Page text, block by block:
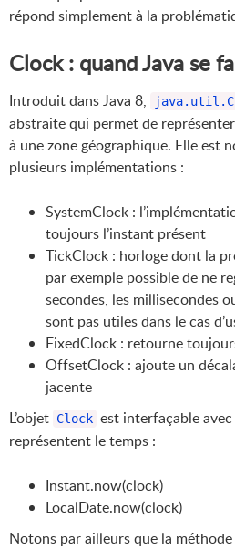
répond simplement à la
Clock : quand Java se
Introduit dans Java 8,
abstraite qui permet de
à une zone géographique. Elle est
plusieurs implémentations :
SystemClock :
toujours l’instant présent
TickClock : horloge dont la
par exemple possible de ne
secondes, les millisecondes
sont pas utiles dans le cas
FixedClock : retourne
OffsetClock : ajoute un
jacente
L’objet Clock est interfaçable
représentent le temps :
Instant.now(clock)
LocalDate.now(clock)
Notons par ailleurs que la méthode